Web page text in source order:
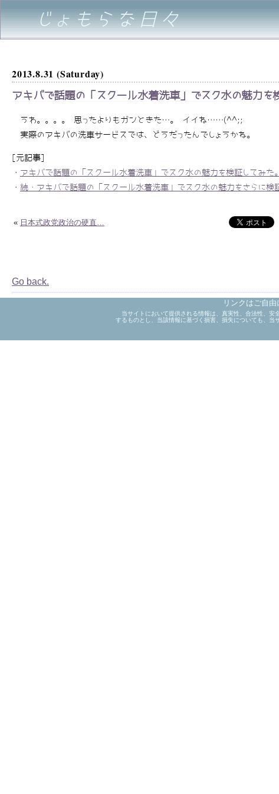
じょもらな日々
2013.8.31 (Saturday)
アキバで話題の「スクール水着洗車」でスク水の魅力を
うわ。。。。 思ったよりもガンときた…。 イイね……(^^;;
実際のアキバの洗車サービスでは、どうだったんでしょうかね。
[元記事]
・ アキバで話題の「スクール水着洗車」でスク水の魅力を検証してみた。
・ 続・アキバで話題の「スクール水着洗車」でスク水の魅力をさらに検
« 日本式政党政治の硬直…
Go back.
リンクはご自
当サイトにおいて提供される情報は、真実性、合法性、安
するものとし、当該情報に基づく損害、損失についても、当